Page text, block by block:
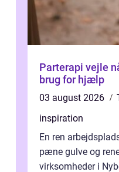
Parterapi vejle når kærligheden har
brug for hjælp
03 august 2026
inspiration
En ren
pæne gulve og
virksomheder i